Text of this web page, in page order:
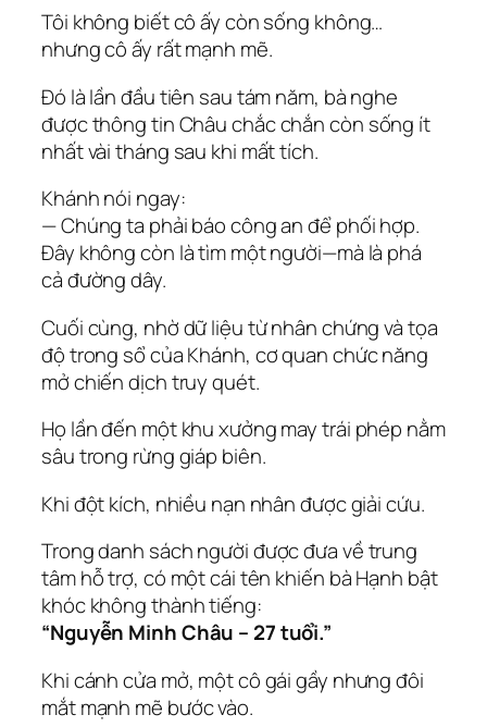
Tôi không biết cô ấy còn sống không…
nhưng cô ấy rất mạnh mẽ.
Đó là lần đầu tiên sau tám năm, bà nghe
được thông tin Châuchắc chắn còn sống ít
nhất vài tháng sau khi mất tích.
Khánh nói ngay:
— Chúng ta phải báo công an để phối hợp.
Đây không còn là tìm một người—mà là phá
cả đường dây.
Cuối cùng, nhờ dữ liệu từ nhân chứng và tọa
độ trong sổ của Khánh, cơ quan chức năng
mở chiến dịch truy quét.
Họ lần đến một khu xưởng may trái phép nằm
sâu trong rừng giáp biên.
Khi đột kích, nhiều nạn nhân được giải cứu.
Trong danh sách người được đưa về trung
tâm hỗ trợ, có một cái tên khiến bà Hạnh bật
khóc không thành tiếng:
“Nguyễn Minh Châu – 27 tuổi.”
Khi cánh cửa mở, một cô gái gầy nhưng đôi
mắt mạnh mẽ bước vào.